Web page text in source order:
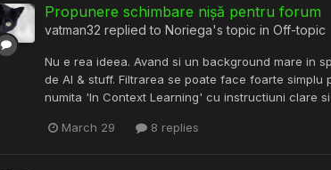
Propunere schimbare nișă pentru forum
vatman32 replied to Noriega's topic in Off-topic
Nu e rea ideea. Avand si un background mare in
de AI & stuff. Filtrarea se poate face foarte
numita 'In Context Learning' cu instructiuni clare
March 29 8 replies